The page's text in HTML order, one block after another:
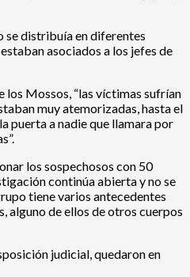
se distribuía en diferentes
asociados a los jefes de
los Mossos, “las víctimas sufrían
muy atemorizadas, hasta el
puerta a nadie que llamara por
los sospechosos con 50
continúa abierta y no se
tiene varios antecedentes
alguno de ellos de otros cuerpos
judicial, quedaron en